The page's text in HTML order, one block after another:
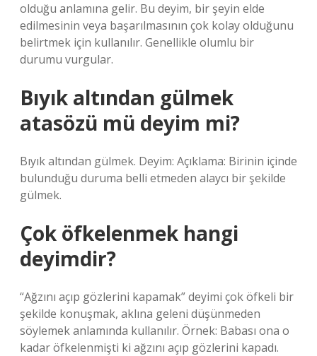
olduğu anlamına gelir. Bu deyim, bir şeyin elde
edilmesinin veya başarılmasının çok kolay olduğunu
belirtmek için kullanılır. Genellikle olumlu bir
durumu vurgular.
Bıyık altından gülmek
atasözü mü deyim mi?
Bıyık altından gülmek. Deyim: Açıklama: Birinin içinde
bulunduğu duruma belli etmeden alaycı bir şekilde
gülmek.
Çok öfkelenmek hangi
deyimdir?
“Ağzını açıp gözlerini kapamak” deyimi çok öfkeli bir
şekilde konuşmak, aklına geleni düşünmeden
söylemek anlamında kullanılır. Örnek: Babası ona o
kadar öfkelenmişti ki ağzını açıp gözlerini kapadı.